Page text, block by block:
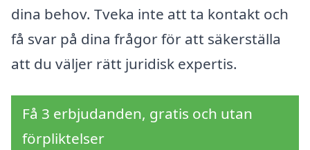
dina behov. Tveka inte att ta kontakt och
få svar på dina frågor för att säkerställa
att du väljer rätt juridisk expertis.
Få 3 erbjudanden, gratis och utan
förpliktelser